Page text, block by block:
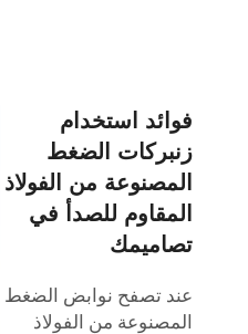
فوائد استخدام
زنبركات الضغط
المصنوعة من الفولاذ
المقاوم للصدأ في
تصاميمك
عند تصفح نوابض الضغط
المصنوعة من الفولاذ